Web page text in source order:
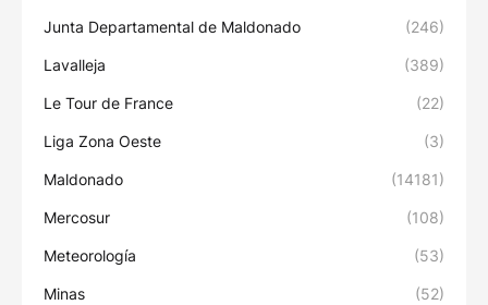
Junta Departamental de Maldonado (246)
Lavalleja (389)
Le Tour de France (22)
Liga Zona Oeste (3)
Maldonado (14181)
Mercosur (108)
Meteorología (53)
Minas (52)